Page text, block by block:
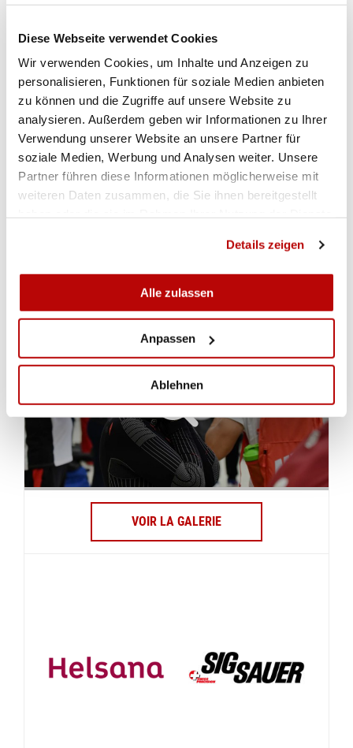
Diese Webseite verwendet Cookies
Wir verwenden Cookies, um Inhalte und Anzeigen zu
personalisieren, Funktionen für soziale Medien anbieten
zu können und die Zugriffe auf unsere Website zu
analysieren. Außerdem geben wir Informationen zu Ihrer
Verwendung unserer Website an unsere Partner für
soziale Medien, Werbung und Analysen weiter. Unsere
Partner führen diese Informationen möglicherweise mit
weiteren Daten zusammen, die Sie ihnen bereitgestellt
Details zeigen
Alle zulassen
Anpassen
Ablehnen
RANGLISTEN
Gewehr 300m liegend Frauen
Gewehr 300m liegend Frauen Team
Gewehr 300m liegend Männer
Gewehr 300m liegend Männer Team
VOIR LA GALERIE